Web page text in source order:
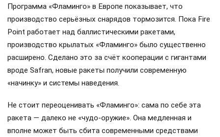
Программа «Фламинго» в Европе показывает, что
производство серьёзных снарядов тормозится. Пока Fire
Point работает над баллистическими ракетами,
производство крылатых «Фламинго» было существенно
расширено. Сделано это за счёт кооперации с гигантами
вроде Safran, новые ракеты получили современную
«начинку» и системы наведения.
Не стоит переоценивать «Фламинго»: сама по себе эта
ракета — далеко не «чудо-оружие». Она медленная и
вполне может быть сбита современными средствами